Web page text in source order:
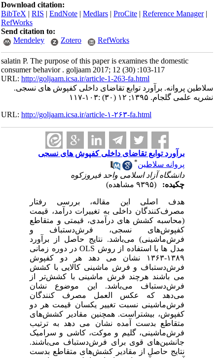
Download citation:
BibTeX|RIS|EndNote|Medlars|ProCite|Reference Manager
RefWorks
Send citation to:
Mendeley
Zotero RefWorks
salatin P. The purpose of this paper is examines the domestic
consumer behavior . goljaam 2017; 12 (30) :103-117
URL:http://goljaam.icsa.ir/article-1-263-fa.html
سلاطین پروانه. برآورد توابع تقاضای داخلی کفپوش های نسجی.
نشریه علمی گلجام. ۱۳۹۵; ۱۲ (۳۰) :۱۰۳-۱۱۷
URL:http://goljaam.icsa.ir/article-۱-۲۶۳-fa.html
برآورد توابع تقاضای داخلی کفپوش های نسجی
پروانه سلاطین
دانشگاه آزاد اسلامی واحد فیروزکوه
چکیده:
هدف اصلی این مقاله، بررسی رفتار
مصرف‌کنندگان داخلی به تغییرات درآمد، قیمت
(محاسبه کشش های درآمدی، قیمتی و متقاطع
کفپوش‌های نسجی، فرش‌دستباف و
فرش‌ماشینی) می‌باشد. نتایج حاصل از برآورد
مدل ها با استفاده از روش OLS در دوره زمانی
۱۳۸۹-۱۳۶۳ نشان می دهد هر دو کفپوش
فرش‌دستباف و فرش ماشینی کالایی با کشش
می باشند هرچند فرش ماشینی با کشش‌تر از
فرش‌دستباف می‌باشد. این موضوع نشان
می‌دهد که عکس العمل مصرف کنندگان
فرش‌ماشینی نسبت تغییر یکسان قیمت هر دو
کفپوش، بیشتراست. همچنین مقادیر کشش‌های
متقاطع بدست آمده نشان می دهد به ترتیب
فرش‌ماشینی، گلیم و موکت، کاشی و سرامیک
جانشین‌های قوی‌ برای فرش‌دستباف می‌باشند.
نتایج حاصل از مقادیر کشش‌های متقاطع بدست